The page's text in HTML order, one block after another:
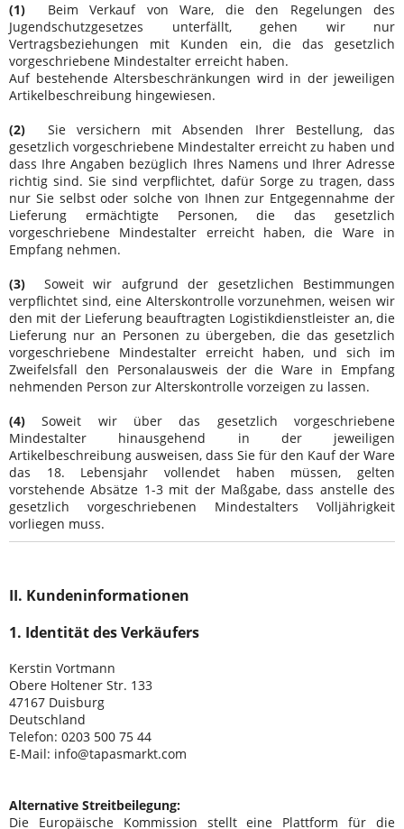
(1) Beim Verkauf von Ware, die den Regelungen des
Jugendschutzgesetzes unterfällt, gehen wir nur
Vertragsbeziehungen mit Kunden ein, die das gesetzlich
vorgeschriebene Mindestalter erreicht haben.
Auf bestehende Altersbeschränkungen wird in der jeweiligen
Artikelbeschreibung hingewiesen.
(2) Sie versichern mit Absenden Ihrer Bestellung, das
gesetzlich vorgeschriebene Mindestalter erreicht zu haben und
dass Ihre Angaben bezüglich Ihres Namens und Ihrer Adresse
richtig sind. Sie sind verpflichtet, dafür Sorge zu tragen, dass
nur Sie selbst oder solche von Ihnen zur Entgegennahme der
Lieferung ermächtigte Personen, die das gesetzlich
vorgeschriebene Mindestalter erreicht haben, die Ware in
Empfang nehmen.
(3) Soweit wir aufgrund der gesetzlichen Bestimmungen
verpflichtet sind, eine Alterskontrolle vorzunehmen, weisen wir
den mit der Lieferung beauftragten Logistikdienstleister an, die
Lieferung nur an Personen zu übergeben, die das gesetzlich
vorgeschriebene Mindestalter erreicht haben, und sich im
Zweifelsfall den Personalausweis der die Ware in Empfang
nehmenden Person zur Alterskontrolle vorzeigen zu lassen.
(4) Soweit wir über das gesetzlich vorgeschriebene
Mindestalter hinausgehend in der jeweiligen
Artikelbeschreibung ausweisen, dass Sie für den Kauf der Ware
das 18. Lebensjahr vollendet haben müssen, gelten
vorstehende Absätze 1-3 mit der Maßgabe, dass anstelle des
gesetzlich vorgeschriebenen Mindestalters Volljährigkeit
vorliegen muss.
II. Kundeninformationen
1. Identität des Verkäufers
Kerstin Vortmann
Obere Holtener Str. 133
47167 Duisburg
Deutschland
Telefon: 0203 500 75 44
E-Mail: info@tapasmarkt.com
Alternative Streitbeilegung:
Die Europäische Kommission stellt eine Plattform für die